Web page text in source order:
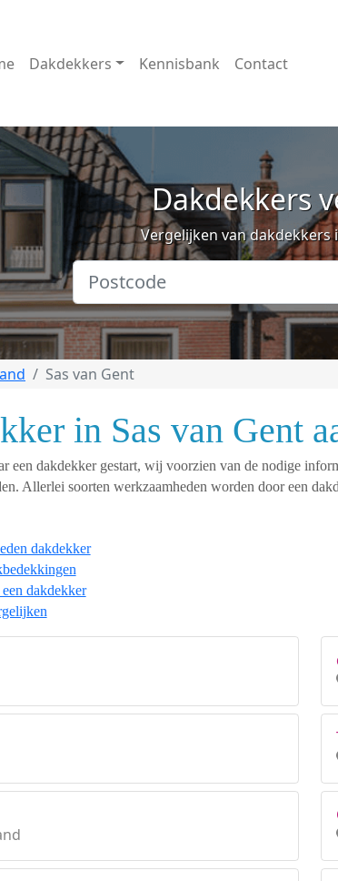
Dakdekkers Kennisbank Contact
Dakdekkers
Vergelijken van dakdekkers
Sas van Gent
in Sas van Gent
een dakdekker gestart, wij voorzien van de nodige
Allerlei soorten werkzaamheden worden door een
dakdekker
dakdekker